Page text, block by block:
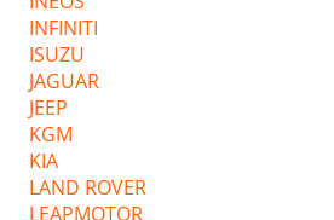
INFINITI
ISUZU
JAGUAR
JEEP
KGM
KIA
LAND ROVER
LEAPMOTOR